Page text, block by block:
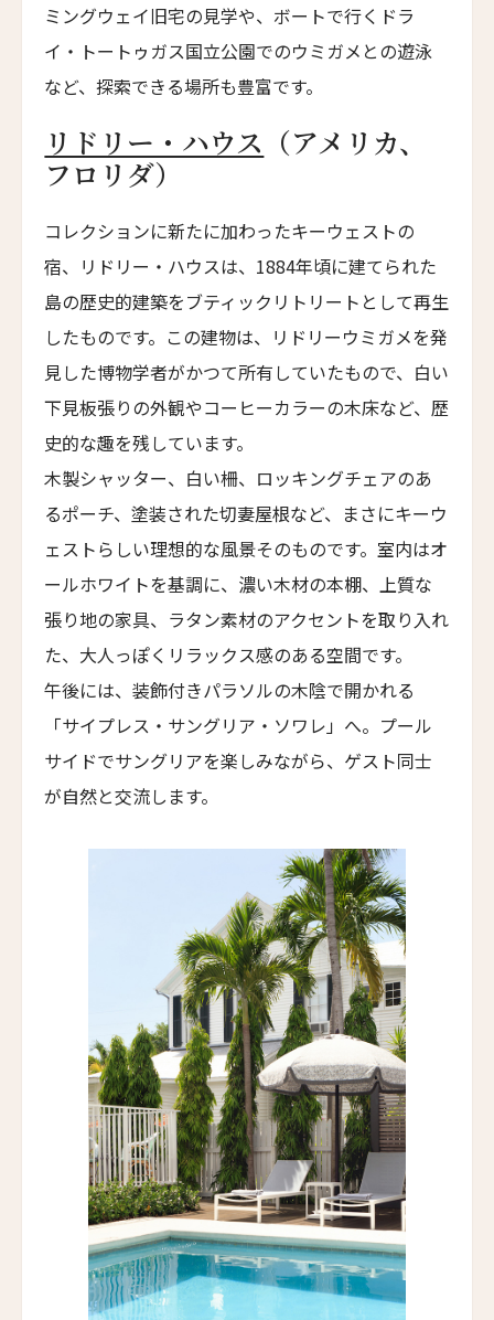
トラスコリゾート
Trusko Resort
スキーラ・リトリート
Skýra Retreat
ア・マンドリア・ディ・ムルトリ
イル・ボスカレト・リゾート・アンド・スパ
Il Boscareto Resort & Spa
ニーヴァ・ラブリズ・セイシェル
Niva Labriz Seychelles
アペラシオン ヒールズバーグ
Appellation Healdsburg, Healdsburg
ホテル・カサ・ウアマントラ
Hotel Casa Huamantla
ホテル・サルタス
Hotel Saltus
バディア・ディ・ポマイオ
Badia di Pomaio
ガルドゥ・ホテル&スパ
Gáldu Hotel & Spa
マウント クック レイクサイド リトリート
Mt Cook Lakeside Retreat, Ben Ohau
ザ・イン・アット・ランチョ・サンタ・フェ
ヒストリック・ロッキー・ウォーターズ・イン
Historic Rocky Waters Inn
エリート・スプリング・ヴィラズ
Elite Spring Villas
レヴィヴォ・ウェルネス・リゾート
Revivo Wellness Resort
シリ・サラ プライベート・ヴィラ
Siri Sala Private Thai Villa
ヴァリー ホテル
Vallie Hotel
カムデン・ハーバー・イン
Camden Harbour Inn
ミングウェイ旧宅の見学や、ボートで行くドラ
イ・トートゥガス国立公園でのウミガメとの遊泳
など、探索できる場所も豊富です。
リドリー・ハウス （アメリカ、
フロリダ）
コレクションに新たに加わったキーウェストの
宿、リドリー・ハウスは、1884年頃に建てられた
島の歴史的建築をブティックリトリートとして再生
したものです。この建物は、リドリーウミガメを発
見した博物学者がかつて所有していたもので、白い
下見板張りの外観やコーヒーカラーの木床など、歴
史的な趣を残しています。
木製シャッター、白い柵、ロッキングチェアのあ
るポーチ、塗装された切妻屋根など、まさにキーウ
ェストらしい理想的な風景そのものです。室内はオ
ールホワイトを基調に、濃い木材の本棚、上質な
張り地の家具、ラタン素材のアクセントを取り入れ
た、大人っぽくリラックス感のある空間です。
午後には、装飾付きパラソルの木陰で開かれる
「サイプレス・サングリア・ソワレ」へ。プール
サイドでサングリアを楽しみながら、ゲスト同士
が自然と交流します。